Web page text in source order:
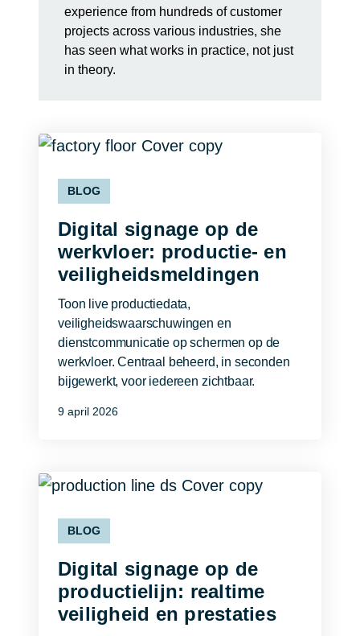
experience from hundreds of customer
projects across various industries, she
has seen what works in practice, not just
in theory.
BLOG
Digital signage op de
werkvloer: productie- en
veiligheidsmeldingen
Toon live productiedata,
veiligheidswaarschuwingen en
dienstcommunicatie op schermen op de
werkvloer. Centraal beheerd, in seconden
bijgewerkt, voor iedereen zichtbaar.
9 april 2026
BLOG
Digital signage op de
productielijn: realtime
veiligheid en prestaties